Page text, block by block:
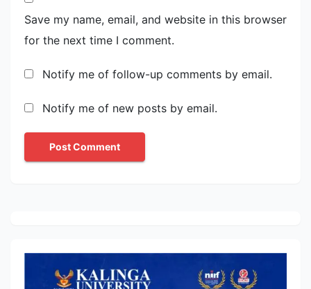
Save my name, email, and website in this browser
for the next time I comment.
Notify me of follow-up comments by email.
Notify me of new posts by email.